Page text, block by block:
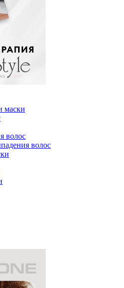
маски
волос
волос